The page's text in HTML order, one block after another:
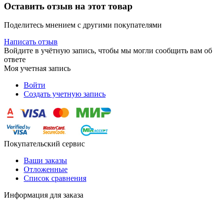
Оставить отзыв на этот товар
Поделитесь мнением с другими покупателями
Написать отзыв
Войдите в учётную запись, чтобы мы могли сообщить вам об
ответе
Моя учетная запись
Войти
Создать учетную запись
Покупательский сервис
Ваши заказы
Отложенные
Список сравнения
Информация для заказа